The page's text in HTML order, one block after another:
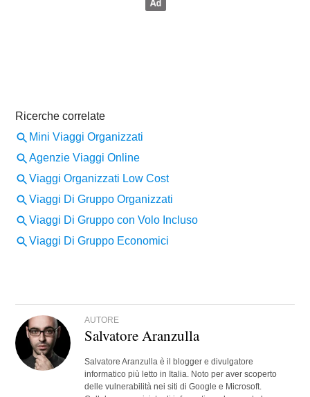
AUTORE
Salvatore Aranzulla
Salvatore Aranzulla è il blogger e divulgatore
informatico più letto in Italia. Noto per aver scoperto
delle vulnerabilità nei siti di Google e Microsoft.